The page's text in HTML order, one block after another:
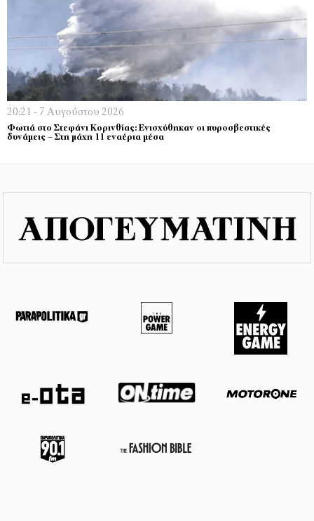
20:21 - 7 Αυγούστου 2026
Φωτιά στο Στεφάνι Κορινθίας: Ενισχύθηκαν οι πυροσβεστικές
δυνάμεις – Στη μάχη 11 εναέρια μέσα